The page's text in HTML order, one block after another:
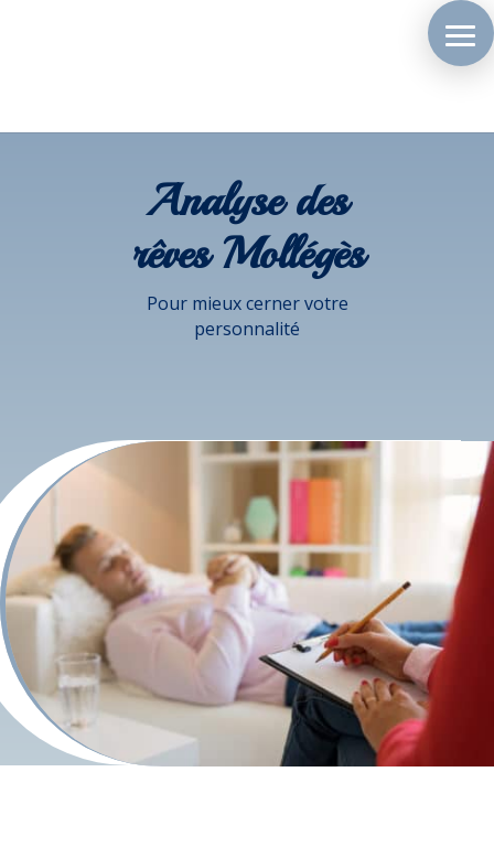
Analyse des
rêves Mollégès
Pour mieux cerner votre
personnalité